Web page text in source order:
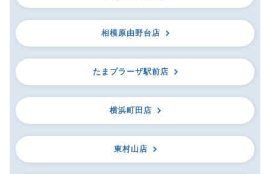
相模原由野台店
たまプラーザ駅前店
横浜町田店
東村山店